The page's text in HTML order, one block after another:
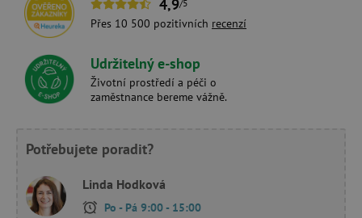
4,9/5
Přes 10 500 pozitivních recenzí
Udržitelný e-shop
Životní prostředí a péči o
zaměstnance bereme vážně.
Potřebujete poradit?
Linda Hodková
Po - Pá 9:00 - 15:00